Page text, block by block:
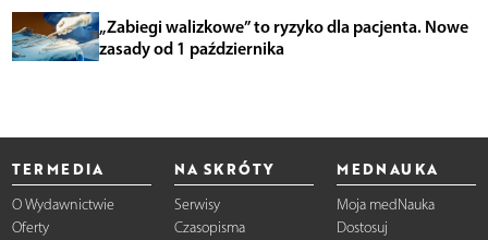
„Zabiegi walizkowe” to ryzyko dla pacjenta. Nowe
zasady od 1 października
TERMEDIA
O Wydawnictwie
Oferty
NA SKRÓTY
Serwisy
Czasopisma
MEDNAUKA
Moja medNauka
Dostosuj